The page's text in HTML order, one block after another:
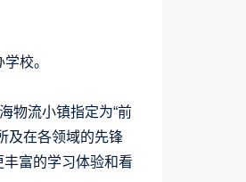
校。
物流小镇指定为“前
及在各领域的先锋
富的学习体验和看